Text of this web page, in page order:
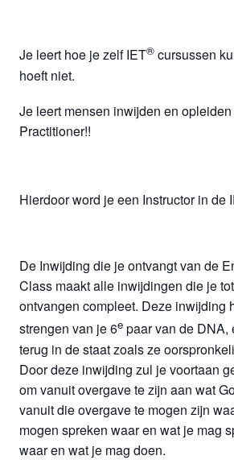
Je leert hoe je zelf IET® cursussen
hoeft niet.
Je leert mensen inwijden en
Practitioner!!
Hierdoor word je een Instructor in de
De Inwijding die je ontvangt van de
Class maakt alle inwijdingen die je
ontvangen compleet. Deze inwijding
strengen van je 6e paar van de DNA,
terug in de staat zoals ze
Door deze inwijding zul je voortaan
om vanuit overgave te zijn aan wat
vanuit die overgave te mogen zijn
mogen spreken waar en wat je mag
waar en wat je mag doen.